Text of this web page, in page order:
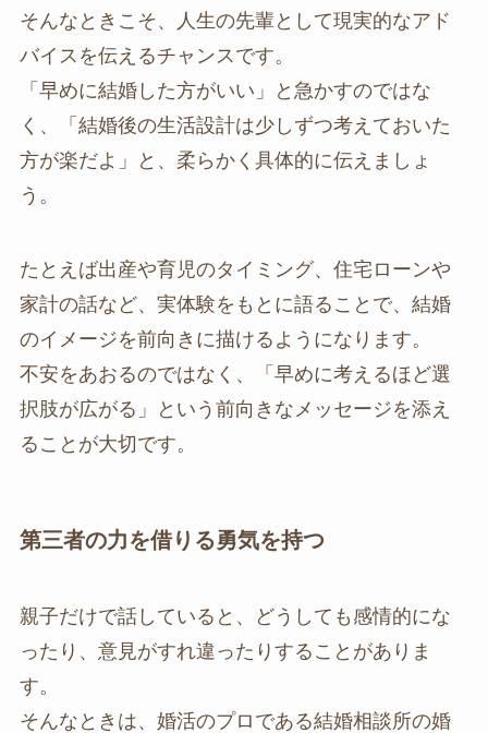
そんなときこそ、人生の先輩として現実的なアド
バイスを伝えるチャンスです。
「早めに結婚した方がいい」と急かすのではな
く、「結婚後の生活設計は少しずつ考えておいた
方が楽だよ」と、柔らかく具体的に伝えましょ
う。
たとえば出産や育児のタイミング、住宅ローンや
家計の話など、実体験をもとに語ることで、結婚
のイメージを前向きに描けるようになります。
不安をあおるのではなく、「早めに考えるほど選
択肢が広がる」という前向きなメッセージを添え
ることが大切です。
第三者の力を借りる勇気を持つ
親子だけで話していると、どうしても感情的にな
ったり、意見がすれ違ったりすることがありま
す。
そんなときは、婚活のプロである結婚相談所の婚